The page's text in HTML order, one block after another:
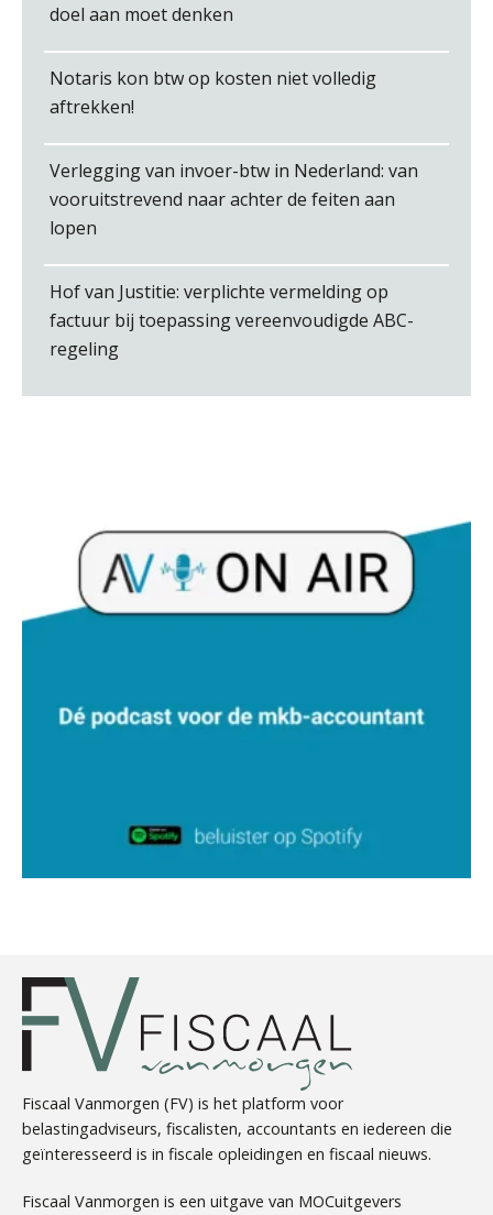
Derwish Rosalia
Guney Bagislayici
Patrick Wille
Tim van Wordragen
doel aan moet denken
Notaris kon btw op kosten niet volledig
aftrekken!
Verlegging van invoer-btw in Nederland: van
vooruitstrevend naar achter de feiten aan
lopen
Hof van Justitie: verplichte vermelding op
factuur bij toepassing vereenvoudigde ABC-
regeling
Fiscaal Vanmorgen (FV) is het platform voor
belastingadviseurs, fiscalisten, accountants en iedereen die
geïnteresseerd is in fiscale opleidingen en fiscaal nieuws.
Fiscaal Vanmorgen is een uitgave van MOCuitgevers